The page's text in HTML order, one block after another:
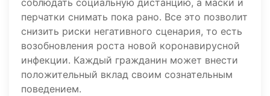
соблюдать социальную дистанцию, а маски и
перчатки снимать пока рано. Все это позволит
снизить риски негативного сценария, то есть
возобновления роста новой коронавирусной
инфекции. Каждый гражданин может внести
положительный вклад своим сознательным
поведением.